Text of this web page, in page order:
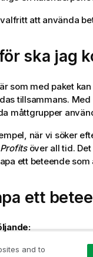
att använda
ska jag
som med paket
tillsammans.
måttgrupper
när vi söker
över all tid. Det
ett beteende
ett
på Skapa
and to